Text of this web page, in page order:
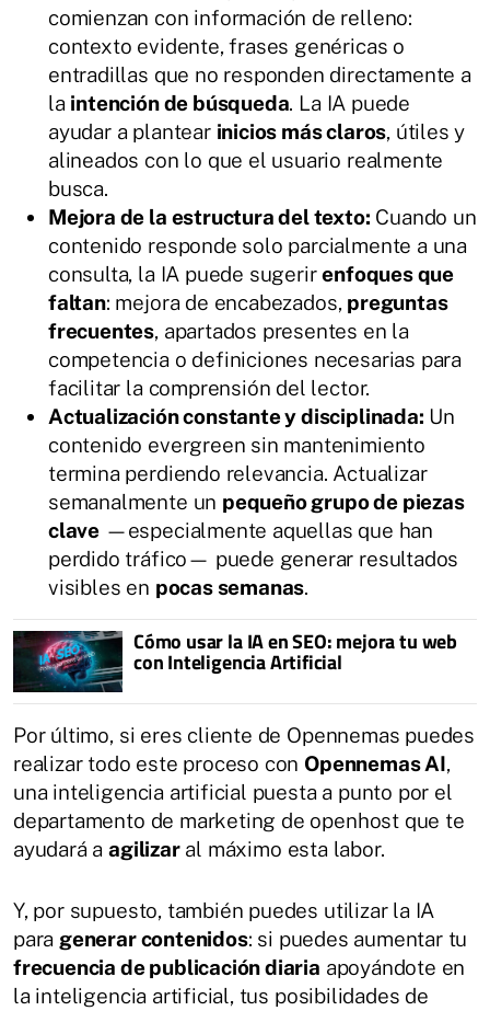
comienzan con información de relleno:
contexto evidente, frases genéricas o
entradillas que no responden directamente a
la intención de búsqueda. La IA puede
ayudar a plantear inicios más claros, útiles y
alineados con lo que el usuario realmente
busca.
Mejora de la estructura del texto: Cuando un
contenido responde solo parcialmente a una
consulta, la IA puede sugerirenfoques que
faltan: mejora de encabezados, preguntas
frecuentes, apartados presentes en la
competencia o definiciones necesarias para
facilitar la comprensión del lector.
Actualización constante y disciplinada: Un
contenido evergreen sin mantenimiento
termina perdiendo relevancia. Actualizar
semanalmente un pequeño grupo de piezas
clave —especialmente aquellas que han
perdido tráfico— puede generar resultados
visibles en pocas semanas.
Cómo usar la IA en SEO: mejora tu web
con Inteligencia Artificial
Por último, si eres cliente de Opennemas puedes
realizar todo este proceso con Opennemas AI,
una inteligencia artificial puesta a punto por el
departamento de marketing de openhost que te
ayudará aagilizaral máximo esta labor.
Y, por supuesto, también puedes utilizar la IA
para generar contenidos: si puedes aumentar tu
frecuencia de publicación diaria apoyándote en
la inteligencia artificial, tus posibilidades de